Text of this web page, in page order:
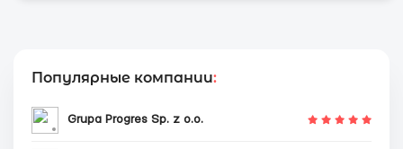
Популярные компании:
Grupa Progres Sp. z o.o.